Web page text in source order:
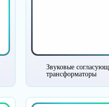
Звуковые
трансформаторы